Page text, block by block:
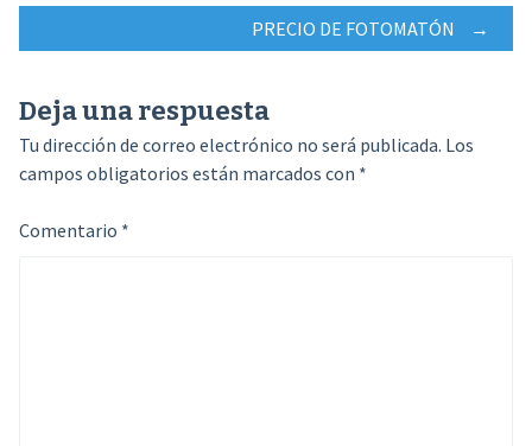
de
entradas
PRECIO DE FOTOMATÓN →
Deja una respuesta
Tu dirección de correo electrónico no será publicada. Los
campos obligatorios están marcados con *
Comentario *